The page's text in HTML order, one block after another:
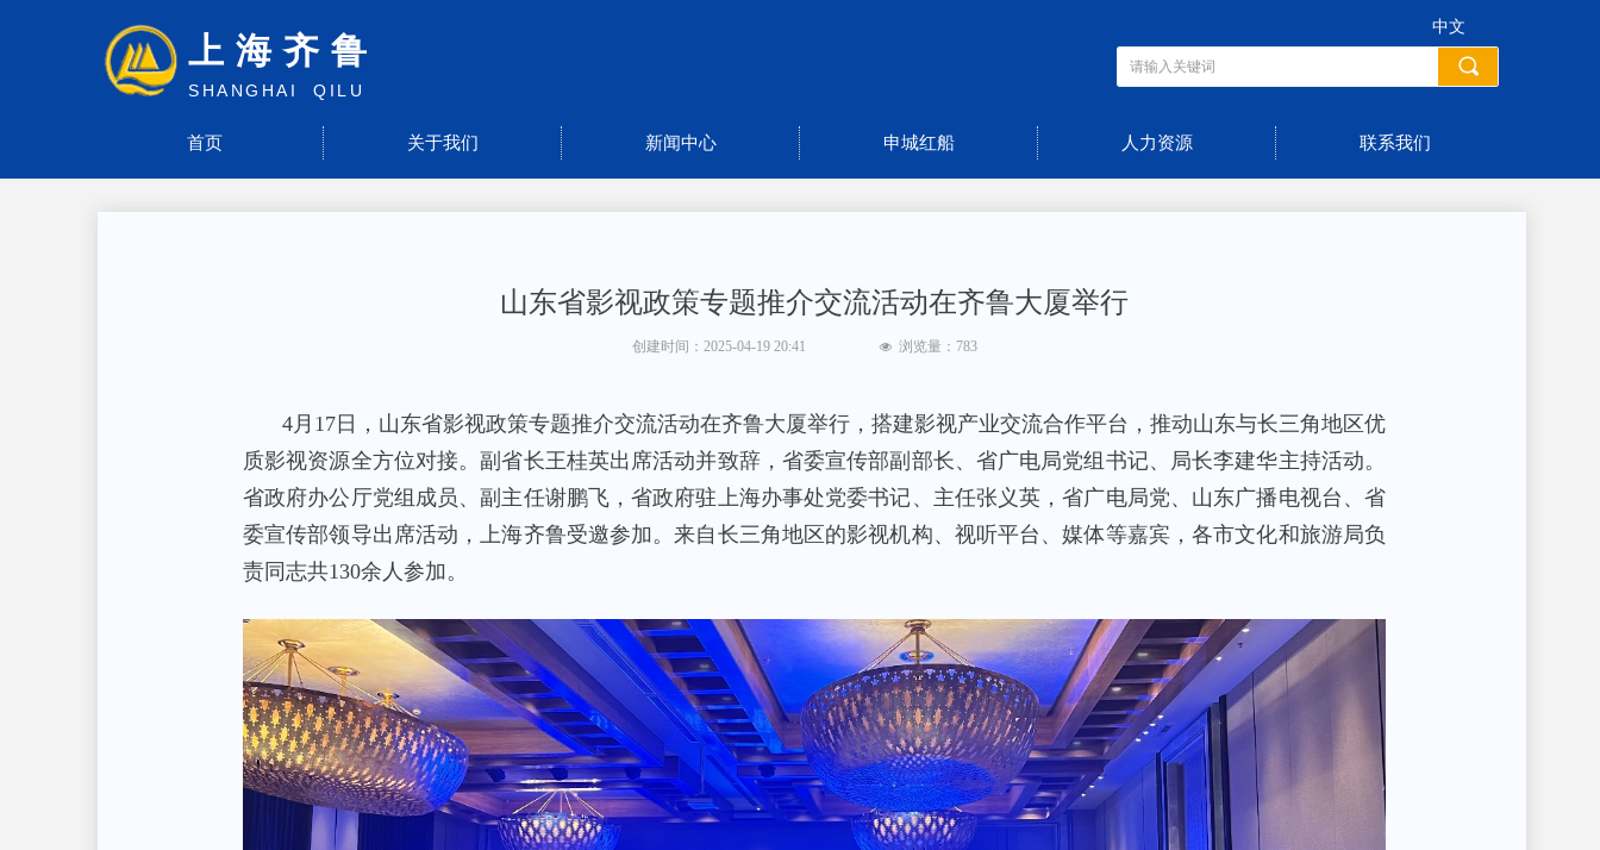
上海齐鲁
SHANGHAI QILU
中文
끠
首页 关于我们 新闻中心 申城红船 人力资源 联系我们
넶 浏览量： 783
创建时间： 2025-04-19 20:41
山东省影视政策专题推介交流活动在齐鲁大厦举行
4月17日，山东省影视政策专题推介交流活动在齐鲁大厦举行，搭建影视产业交流合作平台，推动山东与长三角地区优
质影视资源全方位对接。副省长王桂英出席活动并致辞，省委宣传部副部长、省广电局党组书记、局长李建华主持活动。
省政府办公厅党组成员、副主任谢鹏飞，省政府驻上海办事处党委书记、主任张义英，省广电局党、山东广播电视台、省
委宣传部领导出席活动，上海齐鲁受邀参加。来自长三角地区的影视机构、视听平台、媒体等嘉宾，各市文化和旅游局负
责同志共130余人参加。